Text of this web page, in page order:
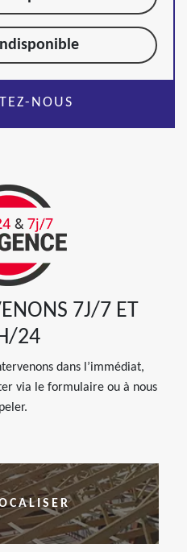
NOUS
7J/7 ET
24
dans l’immédiat,
via le formulaire ou à nous